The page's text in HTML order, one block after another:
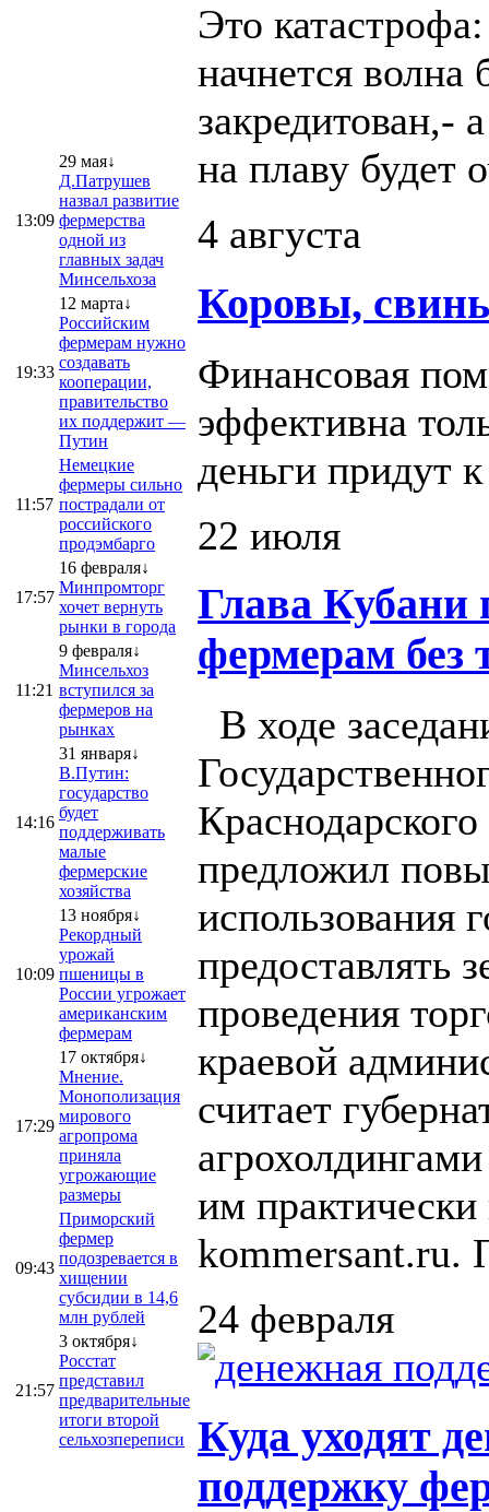
13:09
29 мая↓
Д.Патрушев
назвал развитие
фермерства
одной из
главных задач
Минсельхоза
19:33
12 марта↓
Российским
фермерам нужно
создавать
кооперации,
правительство
их поддержит —
Путин
11:57
Немецкие
фермеры сильно
пострадали от
российского
продэмбарго
17:57
16 февраля↓
Минпромторг
хочет вернуть
рынки в города
11:21
9 февраля↓
Минсельхоз
вступился за
фермеров на
рынках
14:16
31 января↓
В.Путин:
государство
будет
поддерживать
малые
фермерские
хозяйства
10:09
13 ноября↓
Рекордный
урожай
пшеницы в
России угрожает
американским
фермерам
17:29
17 октября↓
Мнение.
Монополизация
мирового
агропрома
приняла
угрожающие
размеры
09:43
Приморский
фермер
подозревается в
хищении
субсидии в 14,6
млн рублей
21:57
3 октября↓
Росстат
представил
предварительные
итоги второй
сельхозпереписи
Это
начнется волна
закредитован,-
на плаву будет
4 августа
Коровы,
Финансовая
эффективна
деньги придут
22 июля
Глава Кубани
фермерам без
В ходе
предложил
использования
предоставлять
проведения
краевой
считает
им
kommersant.ru.
24 февраля
Куда уходят
поддержку